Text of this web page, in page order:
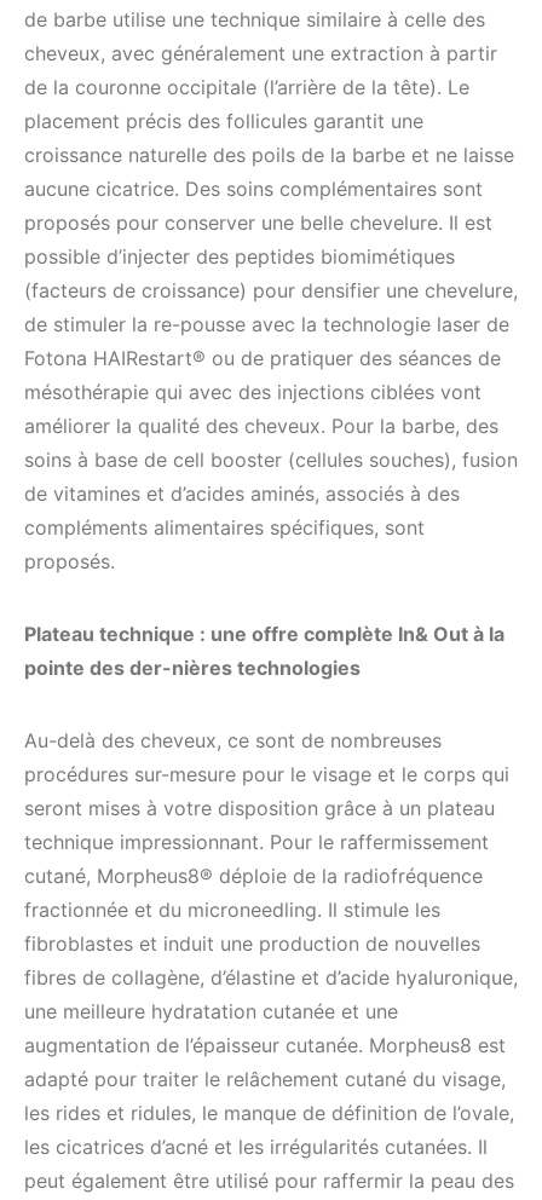
de barbe utilise une technique similaire à celle des
cheveux, avec généralement une extraction à partir
de la couronne occipitale (l’arrière de la tête). Le
placement précis des follicules garantit une
croissance naturelle des poils de la barbe et ne laisse
aucune cicatrice. Des soins complémentaires sont
proposés pour conserver une belle chevelure. Il est
possible d’injecter des peptides biomimétiques
(facteurs de croissance) pour densifier une chevelure,
de stimuler la re-pousse avec la technologie laser de
Fotona HAIRestart® ou de pratiquer des séances de
mésothérapie qui avec des injections ciblées vont
améliorer la qualité des cheveux. Pour la barbe, des
soins à base de cell booster (cellules souches), fusion
de vitamines et d’acides aminés, associés à des
compléments alimentaires spécifiques, sont
proposés.
Plateau technique : une offre complète In& Out à la
pointe des der-nières technologies
Au-delà des cheveux, ce sont de nombreuses
procédures sur-mesure pour le visage et le corps qui
seront mises à votre disposition grâce à un plateau
technique impressionnant. Pour le raffermissement
cutané, Morpheus8® déploie de la radiofréquence
fractionnée et du microneedling. Il stimule les
fibroblastes et induit une production de nouvelles
fibres de collagène, d’élastine et d’acide hyaluronique,
une meilleure hydratation cutanée et une
augmentation de l’épaisseur cutanée. Morpheus8 est
adapté pour traiter le relâchement cutané du visage,
les rides et ridules, le manque de définition de l’ovale,
les cicatrices d’acné et les irrégularités cutanées. Il
peut également être utilisé pour raffermir la peau des